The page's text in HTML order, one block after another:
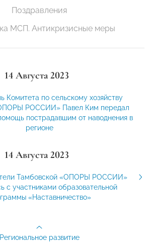
Поздравления
МСП. Антикризисные меры
14 Августа 2023
Комитета по сельскому хозяйству
РОССИИ» Павел Ким передал
пострадавшим от наводнения в
регионе
14 Августа 2023
Тамбовской «ОПОРЫ РОССИИ»
с участниками образовательной
«Наставничество»
Региональное развитие